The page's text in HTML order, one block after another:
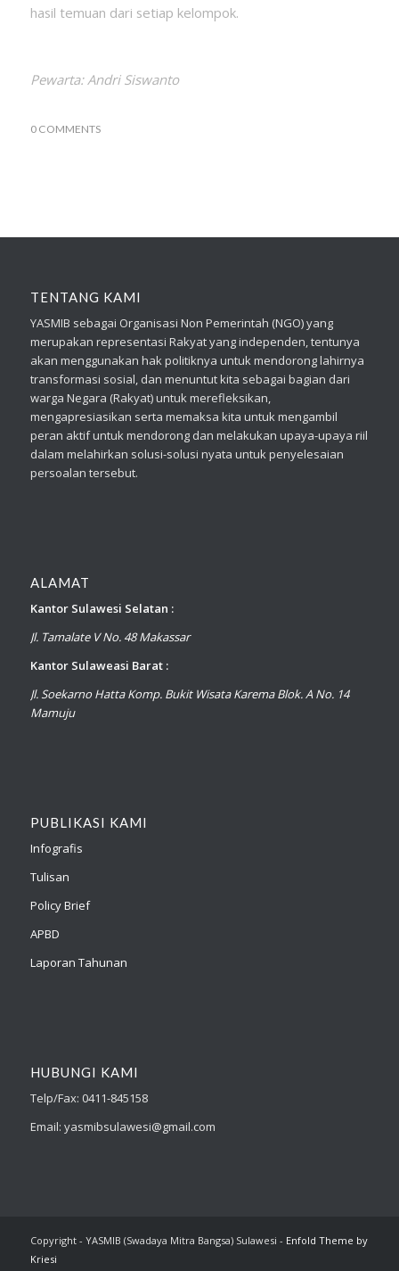
hasil temuan dari setiap kelompok.
Pewarta: Andri Siswanto
0 COMMENTS
TENTANG KAMI
YASMIB sebagai Organisasi Non Pemerintah (NGO) yang
merupakan representasi Rakyat yang independen, tentunya
akan menggunakan hak politiknya untuk mendorong lahirnya
transformasi sosial, dan menuntut kita sebagai bagian dari
warga Negara (Rakyat) untuk merefleksikan,
mengapresiasikan serta memaksa kita untuk mengambil
peran aktif untuk mendorong dan melakukan upaya-upaya riil
dalam melahirkan solusi-solusi nyata untuk penyelesaian
persoalan tersebut.
ALAMAT
Kantor Sulawesi Selatan :
Jl. Tamalate V No. 48 Makassar
Kantor Sulaweasi Barat :
Jl. Soekarno Hatta Komp. Bukit Wisata Karema Blok. A No. 14
Mamuju
PUBLIKASI KAMI
Infografis
Tulisan
Policy Brief
APBD
Laporan Tahunan
HUBUNGI KAMI
Telp/Fax: 0411-845158
Email: yasmibsulawesi@gmail.com
Copyright - YASMIB (Swadaya Mitra Bangsa) Sulawesi - Enfold Theme by
Kriesi